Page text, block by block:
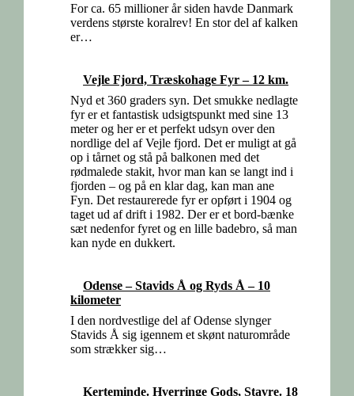
For ca. 65 millioner år siden havde Danmark
verdens største koralrev! En stor del af kalken
er…
Vejle Fjord, Træskohage Fyr – 12 km.
Nyd et 360 graders syn. Det smukke nedlagte
fyr er et fantastisk udsigtspunkt med sine 13
meter og her er et perfekt udsyn over den
nordlige del af Vejle fjord. Det er muligt at gå
op i tårnet og stå på balkonen med det
rødmalede stakit, hvor man kan se langt ind i
fjorden – og på en klar dag, kan man ane
Fyn. Det restaurerede fyr er opført i 1904 og
taget ud af drift i 1982. Der er et bord-bænke
sæt nedenfor fyret og en lille badebro, så man
kan nyde en dukkert.
Odense – Stavids Å og Ryds Å – 10
kilometer
I den nordvestlige del af Odense slynger
Stavids Å sig igennem et skønt naturområde
som strækker sig…
Kerteminde. Hverringe Gods, Stavre. 18